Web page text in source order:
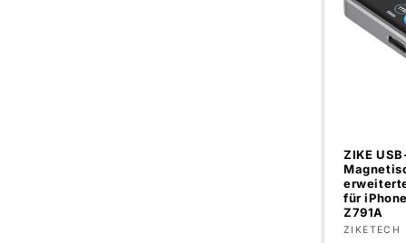
ZIKE
für
Z791A
Anbieter:
ZIKETECH